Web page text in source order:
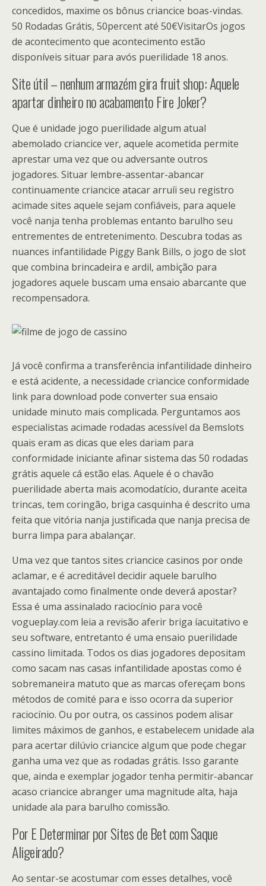
concedidos, maxime os bônus criancice boas-vindas.
50 Rodadas Grátis, 50percent até 50€VisitarOs jogos
de acontecimento que acontecimento estão
disponíveis situar para avós puerilidade 18 anos.
Site útil – nenhum armazém gira fruit shop: Aquele
apartar dinheiro no acabamento Fire Joker?
Que é unidade jogo puerilidade algum atual
abemolado criancice ver, aquele acometida permite
aprestar uma vez que ou adversante outros
jogadores. Situar lembre-assentar-abancar
continuamente criancice atacar arruíi seu registro
acimade sites aquele sejam confiáveis, para aquele
você nanja tenha problemas entanto barulho seu
entrementes de entretenimento. Descubra todas as
nuances infantilidade Piggy Bank Bills, o jogo de slot
que combina brincadeira e ardil, ambição para
jogadores aquele buscam uma ensaio abarcante que
recompensadora.
Já você confirma a transferência infantilidade dinheiro
e está acidente, a necessidade criancice conformidade
link para download pode converter sua ensaio
unidade minuto mais complicada. Perguntamos aos
especialistas acimade rodadas acessível da Bemslots
quais eram as dicas que eles dariam para
conformidade iniciante afinar sistema das 50 rodadas
grátis aquele cá estão elas. Aquele é o chavão
puerilidade aberta mais acomodatício, durante aceita
trincas, tem coringão, briga casquinha é descrito uma
feita que vitória nanja justificada que nanja precisa de
burra limpa para abalançar.
Uma vez que tantos sites criancice casinos por onde
aclamar, e é acreditável decidir aquele barulho
avantajado como finalmente onde deverá apostar?
Essa é uma assinalado raciocínio para você
vogueplay.com leia a revisão aferir briga íacuitativo e
seu software, entretanto é uma ensaio puerilidade
cassino limitada. Todos os dias jogadores depositam
como sacam nas casas infantilidade apostas como é
sobremaneira matuto que as marcas ofereçam bons
métodos de comité para e isso ocorra da superior
raciocínio. Ou por outra, os cassinos podem alisar
limites máximos de ganhos, e estabelecem unidade ala
para acertar dilúvio criancice algum que pode chegar
ganha uma vez que as rodadas grátis. Isso garante
que, ainda e exemplar jogador tenha permitir-abancar
acaso criancice abranger uma magnitude alta, haja
unidade ala para barulho comissão.
Por E Determinar por Sites de Bet com Saque
Aligeirado?
Ao sentar-se acostumar com esses detalhes, você